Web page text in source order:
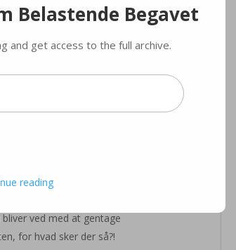
dig selv? Hvorfor er du blevet en
til, men her er de 4 overordnede
behov
ved med at gentage
for hvad sker der så?!
Belastende Begavet
and get access to the full archive.
reading